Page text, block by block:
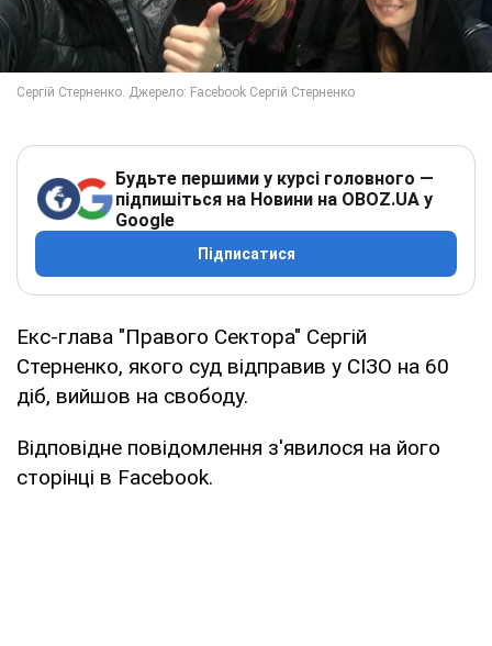
Будьте першими у курсі головного —
підпишіться на Новини на OBOZ.UA у
Google
Підписатися
Екс-глава "Правого Сектора" Сергій
Стерненко, якого суд відправив у СІЗО на 60
діб, вийшов на свободу.
Відповідне повідомлення з'явилося на його
сторінці в Facebook.